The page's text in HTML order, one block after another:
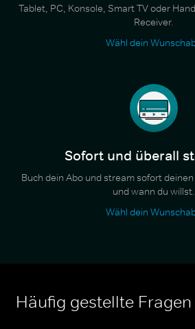
Tablet, PC, Konsole, Smart TV oder
Receiver.
Wähl dein
Sofort und überall
Buch dein Abo und stream sofort
und wann du willst.
Wähl dein
Häufig gestellte Fragen